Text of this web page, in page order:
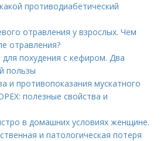
противодиабетический
отравления у взрослых. Чем
отравления?
похудения с кефиром. Два
пользы
и противопоказания мускатного
полезные свойства и
в домашних условиях женщине.
и патологическая потеря